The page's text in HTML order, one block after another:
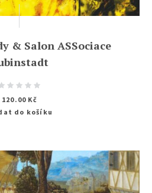
& Salon ASSociace
120.00 Kč
do košíku